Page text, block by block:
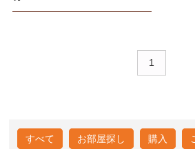
1
すべて お部屋探し 購入